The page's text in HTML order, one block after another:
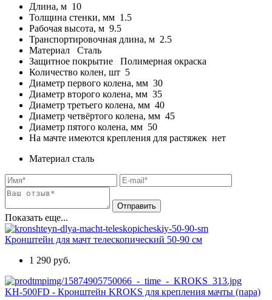
Длина, м 10
Толщина стенки, мм 1.5
Рабочая высота, м 9.5
Транспортировочная длина, м 2.5
Материал Сталь
Защитное покрытие Полимерная окраска
Количество колен, шт 5
Диаметр первого колена, мм 30
Диаметр второго колена, мм 35
Диаметр третьего колена, мм 40
Диаметр четвёртого колена, мм 45
Диаметр пятого колена, мм 50
На мачте имеются крепления для растяжек нет
Материал сталь
Показать еще...
Кронштейн для мачт телескопический 50-90 см
1 290 руб.
KH-500FD - Кронштейн KROKS для крепления мачты (пара)